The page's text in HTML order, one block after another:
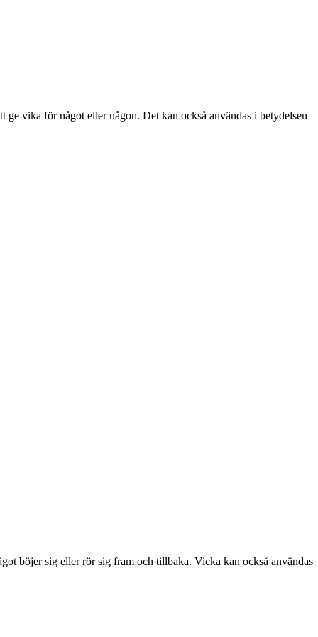
vika för något eller någon. Det kan också användas i betydelsen
böjer sig eller rör sig fram och tillbaka. Vicka kan också användas